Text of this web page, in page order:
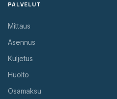
PALVELUT
Mittaus
Asennus
Kuljetus
Huolto
Osamaksu